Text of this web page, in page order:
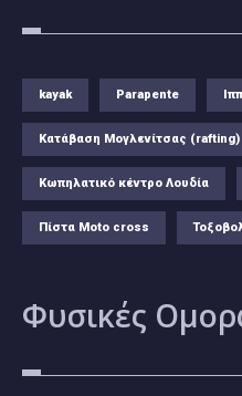
kayak Parapente
Κατάβαση Μογλενίτσας (rafting)
Κωπηλατικό κέντρο Λουδία
Πίστα Moto cross
Φυσικές